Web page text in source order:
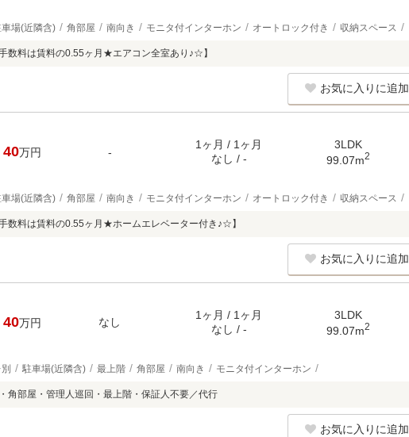
場(近隣含) 角部屋 南向き モニタ付インターホン オートロック付き 収納スペース
数料は賃料の0.55ヶ月★エアコン全室あり♪☆】
お気に入りに追加
40万円 -
1ヶ月 / 1ヶ月
なし / -
3LDK
99.07m2
場(近隣含) 角部屋 南向き モニタ付インターホン オートロック付き 収納スペース
数料は賃料の0.55ヶ月★ホームエレベーター付き♪☆】
お気に入りに追加
40万円 なし
1ヶ月 / 1ヶ月
なし / -
3LDK
99.07m2
駐車場(近隣含) 最上階 角部屋 南向き モニタ付インターホン
角部屋・管理人巡回・最上階・保証人不要／代行
お気に入りに追加